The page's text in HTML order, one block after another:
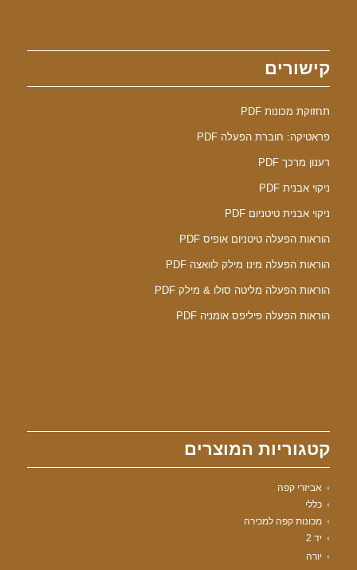
קישורים
תחזוקת מכונות PDF
פראטיקה: חוברת הפעלה PDF
רענון מרכך PDF
ניקוי אבנית PDF
ניקוי אבנית טיטניום PDF
הוראות הפעלה טיטניום אופיס PDF
הוראות הפעלה מינו מילק לוואצה PDF
הוראות הפעלה מליטה סולו & מילק PDF
הוראות הפעלה פיליפס אומניה PDF
קטגוריות המוצרים
אביזרי קפה
כללי
מכונות קפה למכירה
יד 2
יורה